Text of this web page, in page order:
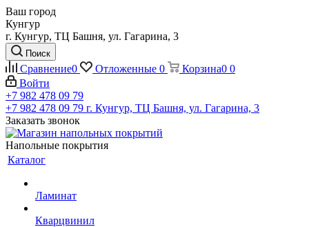
Ваш город
Кунгур
г. Кунгур, ТЦ Башня, ул. Гагарина, 3
Поиск
Сравнение0 Отложенные 0 Корзина0 0
Войти
+7 982 478 09 79
+7 982 478 09 79 г. Кунгур, ТЦ Башня, ул. Гагарина, 3
Заказать звонок
Напольные покрытия
Каталог
Ламинат
Кварцвинил